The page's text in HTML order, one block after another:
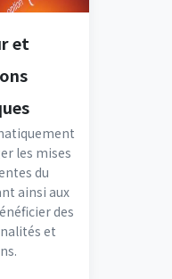
et
les mises
du
ainsi aux
des
et